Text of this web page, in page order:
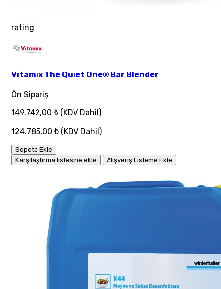
rating
Vitamix The Quiet One® Bar Blender
Ön Sipariş
149.742,00 ₺ (KDV Dahil)
124.785,00 ₺ (KDV Dahil)
Sepete Ekle
Karşılaştırma listesine ekle
Alışveriş Listeme Ekle